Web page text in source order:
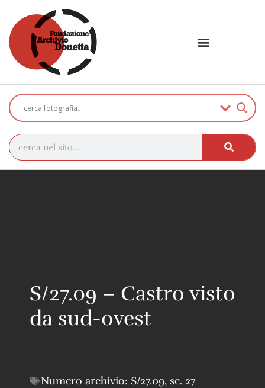
S/27.09 – Castro visto
da sud-ovest
Numero archivio: S/27.09, sc. 27